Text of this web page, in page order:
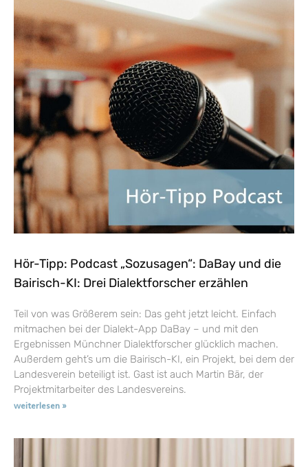
Hör-Tipp: Podcast „Sozusagen“: DaBay und die
Bairisch-KI: Drei Dialektforscher erzählen
Teil von was Größerem sein: Das geht jetzt leicht. Einfach
mitmachen bei der Dialekt-App DaBay – und mit den
Ergebnissen Münchner Dialektforscher glücklich machen.
Außerdem geht’s um die Bairisch-KI, ein Projekt, bei dem der
Landesverein beteiligt ist. Gast ist auch Martin Bär, der
Projektmitarbeiter des Landesvereins.
weiterlesen »